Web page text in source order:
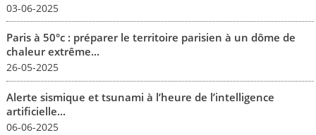
03-06-2025
Paris à 50°c : préparer le territoire parisien à un dôme de
chaleur extrême...
26-05-2025
Alerte sismique et tsunami à l’heure de l’intelligence
artificielle...
06-06-2025